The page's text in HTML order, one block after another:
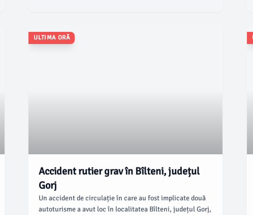
ULTIMA ORĂ
Accident rutier grav în Bîlteni, județul
Gorj
Un accident de circulație în care au fost implicate două
autoturisme a avut loc în localitatea Bîlteni, județul Gorj,